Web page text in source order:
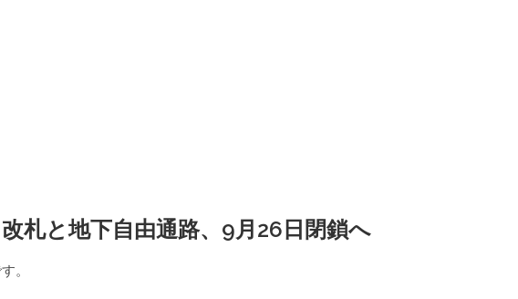
札と地下自由通路、9月26日閉鎖へ
。